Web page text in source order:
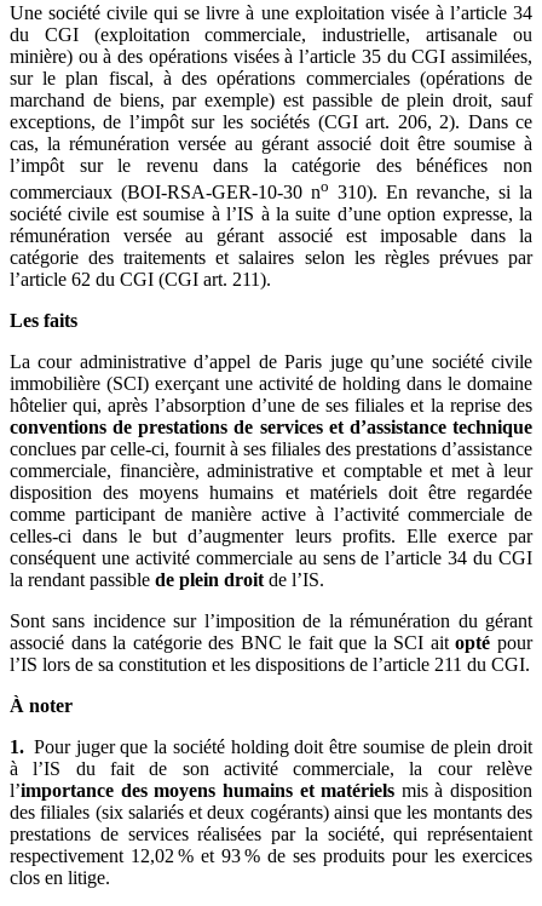
Une société civile qui se livre à une exploitation visée à l’article 34
du CGI (exploitation commerciale, industrielle, artisanale ou
minière) ou à des opérations visées à l’article 35 du CGI assimilées,
sur le plan fiscal, à des opérations commerciales (opérations de
marchand de biens, par exemple) est passible de plein droit, sauf
exceptions, de l’impôt sur les sociétés (CGI art. 206, 2). Dans ce
cas, la rémunération versée au gérant associé doit être soumise à
l’impôt sur le revenu dans la catégorie des bénéfices non
commerciaux (BOI-RSA-GER-10-30 no 310). En revanche, si la
société civile est soumise à l’IS à la suite d’une option expresse, la
rémunération versée au gérant associé est imposable dans la
catégorie des traitements et salaires selon les règles prévues par
l’article 62 du CGI (CGI art. 211).
Les faits
La cour administrative d’appel de Paris juge qu’une société civile
immobilière (SCI) exerçant une activité de holding dans le domaine
hôtelier qui, après l’absorption d’une de ses filiales et la reprise des
conventions de prestations de services et d’assistance technique
conclues par celle-ci, fournit à ses filiales des prestations d’assistance
commerciale, financière, administrative et comptable et met à leur
disposition des moyens humains et matériels doit être regardée
comme participant de manière active à l’activité commerciale de
celles-ci dans le but d’augmenter leurs profits. Elle exerce par
conséquent une activité commerciale au sens de l’article 34 du CGI
la rendant passible de plein droit de l’IS.
Sont sans incidence sur l’imposition de la rémunération du gérant
associé dans la catégorie des BNC le fait que la SCI aitopté pour
l’IS lors de sa constitution et les dispositions de l’article 211 du CGI.
À noter
1. Pour juger que la société holding doit être soumise de plein droit
à l’IS du fait de son activité commerciale, la cour relève
l’importance des moyens humains et matériels mis à disposition
des filiales (six salariés et deux cogérants) ainsi que les montants des
prestations de services réalisées par la société, qui représentaient
respectivement 12,02 % et 93 % de ses produits pour les exercices
clos en litige.